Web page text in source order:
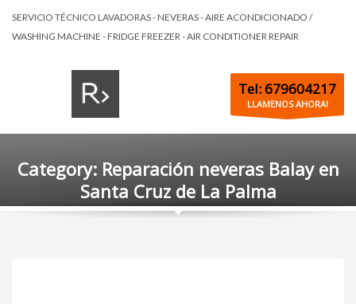
SERVICIO TÉCNICO LAVADORAS - NEVERAS - AIRE ACONDICIONADO /
WASHING MACHINE - FRIDGE FREEZER - AIR CONDITIONER REPAIR
Tel: 679604217
LLAMENOS AHORA!
Category: Reparación neveras Balay en
Santa Cruz de La Palma